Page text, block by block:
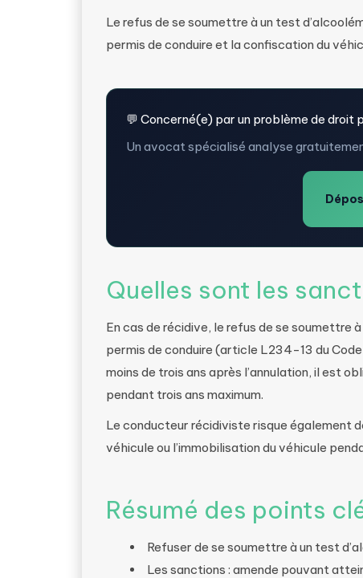
Le refus de se soumettre à un test
permis de conduire et la confiscation du
💬 Concerné(e) par un problème de droit
Un avocat spécialisé analyse
Quelles sont les
En cas de récidive, le refus de se soumettre
permis de conduire (article L234-13 du
moins de trois ans après l’annulation, il est
pendant trois ans maximum.
Le conducteur récidiviste risque également
véhicule ou l’immobilisation du véhicule
Résumé des points
Refuser de se soumettre à un test
Les sanctions : amende pouvant